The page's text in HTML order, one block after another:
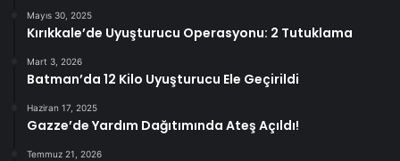
Mayıs 30, 2025
Kırıkkale’de Uyuşturucu Operasyonu: 2 Tutuklama
Mart 3, 2026
Batman’da 12 Kilo Uyuşturucu Ele Geçirildi
Haziran 17, 2025
Gazze’de Yardım Dağıtımında Ateş Açıldı!
Temmuz 21, 2026